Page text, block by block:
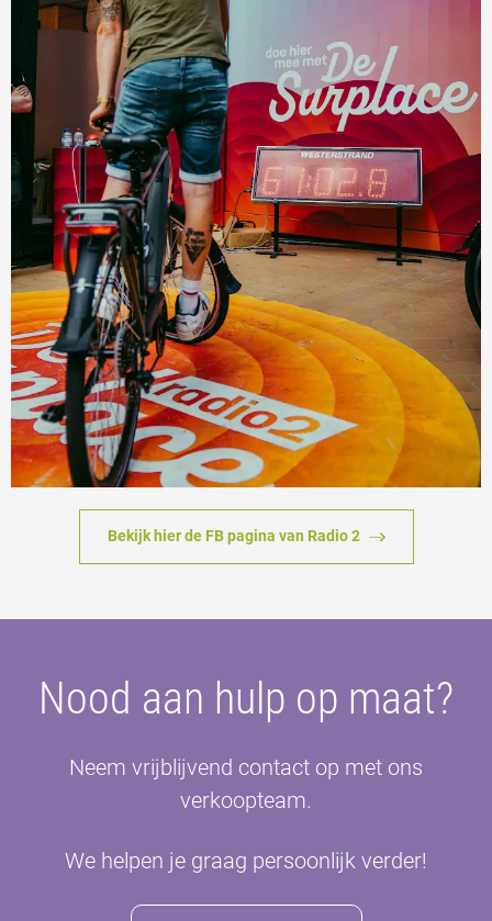
Bekijk hier de FB pagina van Radio 2
Nood aan hulp op maat?
Neem vrijblijvend contact op met ons
verkoopteam.
We helpen je graag persoonlijk verder!